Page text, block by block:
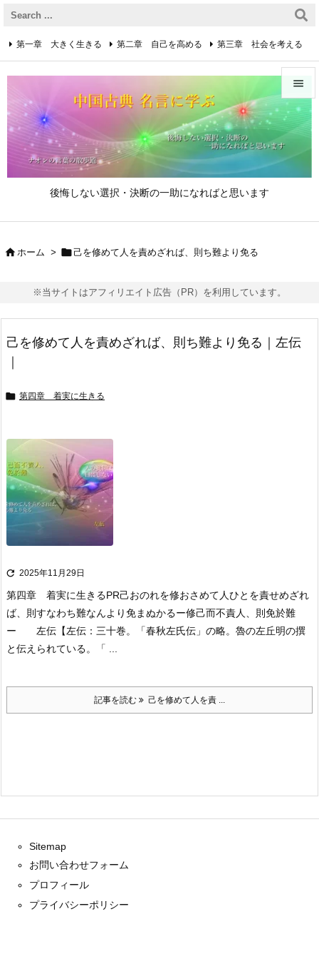
後悔しない選択・決断の一助になればと思います


メニュ

第一章 大きく生きる 第二章 自己を高める 第三章 社会を考える
第四章 着実に生きる 第五章 逆境を乗り越えるための心得
第六章 成功の心得 第七章 人と接するための心得
第八章 リーダーの心得
 ホーム > 己を修めて人を責めざれば、則ち難より免る
※当サイトはアフィリエイト広告（PR）を利用しています。
己を修めて人を責めざれば、則ち難より免る｜左伝
｜
 第四章 着実に生きる
 2025年11月29日
第四章 着実に生きるPR己おのれを修おさめて人ひとを責せめざれ
ば、則すなわち難なんより免まぬかるー修己而不責人、則免於難
ー 左伝 【左伝：三十巻。「春秋左氏伝」の略。魯の左丘明の撰
と伝えられている。
「 ...
記事を読む 己を修めて人を責 ...
Sitemap
お問い合わせフォーム
プロフィール
プライバシーポリシー